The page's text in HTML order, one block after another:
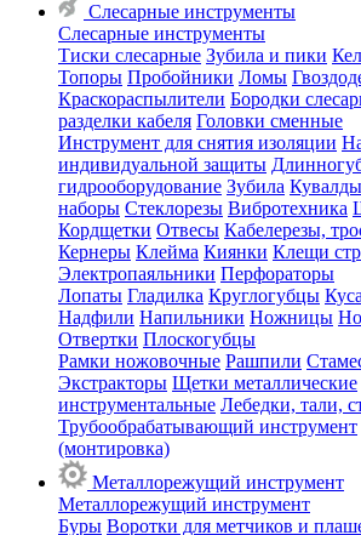
Слесарные инструменты
Слесарные инструменты
Тиски слесарные Зубила и пики
Топоры Пробойники Ломы
Краскораспылители Бородки
разделки кабеля Головки сменные
Инструмент для снятия изоляции
индивидуальной защиты
гидрооборудование Зубила Кувалды
наборы Стеклорезы Вибротехника
Кордщетки Отвесы Кабелерезы,
Кернеры Клейма Киянки Клещи
Электропаяльники Перфораторы
Лопаты Гладилка Круглогубцы
Надфили Напильники Ножницы
Отвертки Плоскогубцы
Рамки ножовочные Рашпили
Экстракторы Щетки металлические
инструментальные Лебедки, тали,
Трубообрабатывающий инструмент
(монтировка)
Металлорежущий инструмент
Металлорежущий инструмент
Буры Воротки для метчиков и